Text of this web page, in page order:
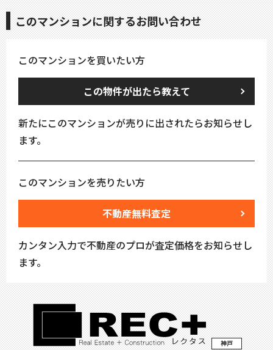
このマンションに関するお問い合わせ
このマンションを買いたい方
この物件が出たら教えて
新たにこのマンションが売りに出されたらお知らせし
ます。
このマンションを売りたい方
不動産無料査定
カンタン入力で不動産のプロが査定価格をお知らせし
ます。
神戸